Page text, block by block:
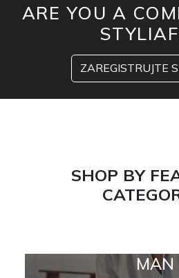
ARE YOU A
ZAREGISTRUJTE
SHOP BY
MAN